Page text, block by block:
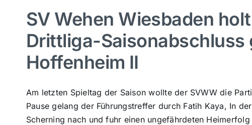
SV Wehen Wiesbaden
Drittliga-Saisonabschluss
Hoffenheim II
Am letzten Spieltag der Saison wollte der SVWW die
Pause gelang der Führungstreffer durch Fatih Kaya, In
Scherning nach und fuhr einen ungefährdeten